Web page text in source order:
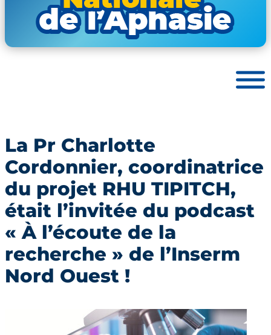
La Pr Charlotte
Cordonnier, coordinatrice
du projet RHU TIPITCH,
était l’invitée du podcast
« À l’écoute de la
recherche » de l’Inserm
Nord Ouest !